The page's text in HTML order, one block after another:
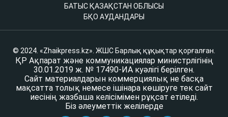
БАТЫС ҚАЗАҚСТАН ОБЛЫСЫ
БҚО АУДАНДАРЫ
© 2024. «Zhaikpress.kz». ЖШС Барлық құқықтар қорғалған.
ҚР Ақпарат және коммуникациялар министрлігінің
30.01.2019 ж. № 17490-ИА куәлігі берілген.
Сайт материалдарын коммерциялық не басқа
мақсатта толық немесе ішінара көшіруге тек сайт
иесінің жазбаша келісімімен рұқсат етіледі.
Біз әлеуметтік желілерде